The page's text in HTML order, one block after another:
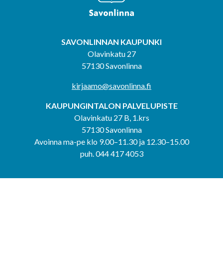
SAVONLINNAN KAUPUNKI
Olavinkatu 27
57130 Savonlinna
kirjaamo@savonlinna.fi
KAUPUNGINTALON PALVELUPISTE
Olavinkatu 27 B, 1.krs
57130 Savonlinna
Avoinna ma-pe klo 9.00–11.30 ja 12.30–15.00
puh. 044 417 4053